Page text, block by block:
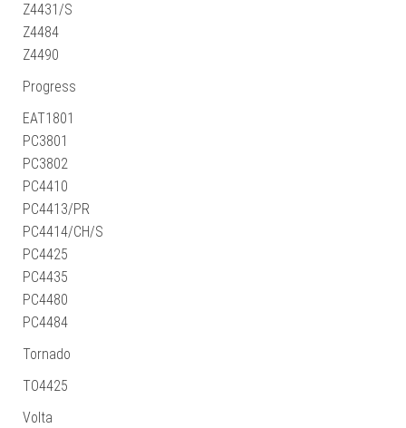
Z4431/S
Z4484
Z4490
Progress
EAT1801
PC3801
PC3802
PC4410
PC4413/PR
PC4414/CH/S
PC4425
PC4435
PC4480
PC4484
Tornado
TO4425
Volta